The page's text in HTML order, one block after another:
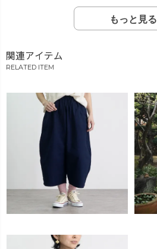
もっと見る
関連アイテム
RELATED ITEM